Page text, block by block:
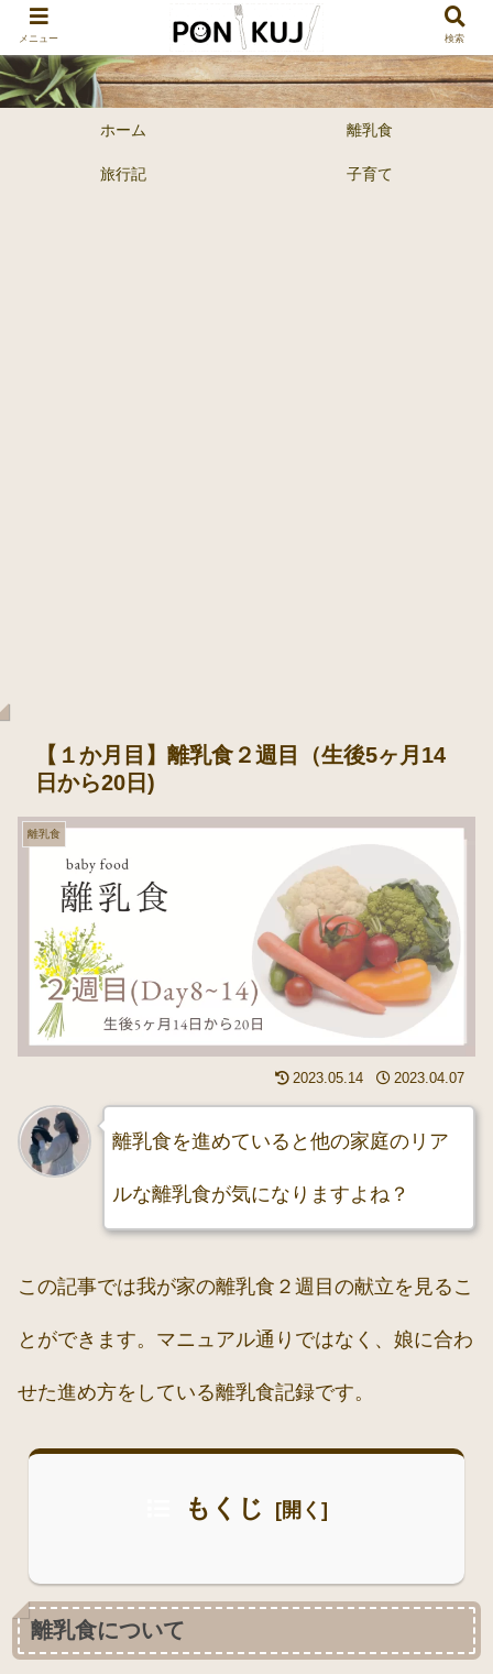
ホーム 離乳食
旅行記 子育て
【１か月目】離乳食２週目（生後5ヶ月14
日から20日)
離乳食
2023.05.14 2023.04.07
離乳食を進めていると他の家庭のリア
ルな離乳食が気になりますよね？
この記事では我が家の離乳食２週目の献立を見るこ
とができます。マニュアル通りではなく、娘に合わ
せた進め方をしている離乳食記録です。
もくじ
離乳食について
メニュー 検索